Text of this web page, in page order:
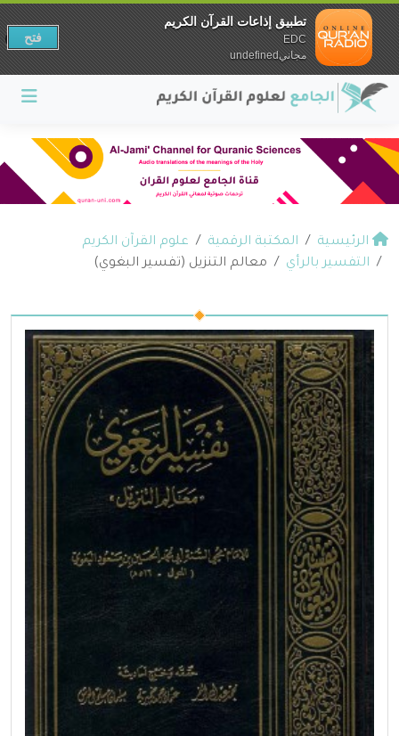
الرئيسية المكتبة الرقمية
علوم القرآن الكريم
التفسير بالرأي
معالم التنزيل (تفسير البغوي)
تطبيق إذاعات القرآن الكريم
EDC
مجانيundefined
فتح